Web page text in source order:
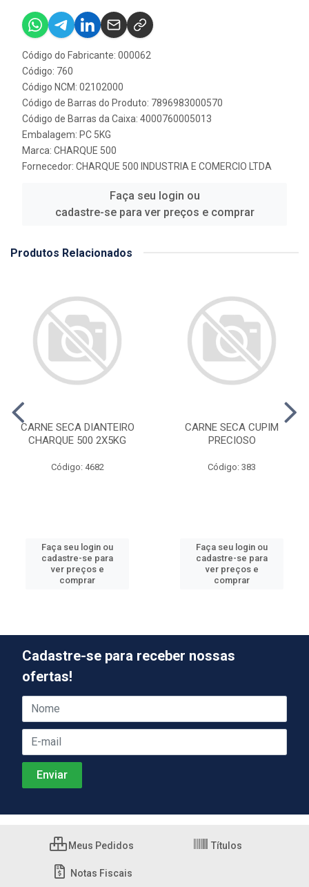
Código do Fabricante: 000062
Código: 760
Código NCM: 02102000
Código de Barras do Produto: 7896983000570
Código de Barras da Caixa: 4000760005013
Embalagem: PC 5KG
Marca: CHARQUE 500
Fornecedor: CHARQUE 500 INDUSTRIA E COMERCIO LTDA
Faça seu login ou
cadastre-se para ver preços e comprar
Produtos Relacionados
CARNE SECA DIANTEIRO
CHARQUE 500 2X5KG
Código: 4682
Faça seu login ou
cadastre-se para
ver preços e
comprar
CARNE SECA CUPIM
PRECIOSO
Código: 383
Faça seu login ou
cadastre-se para
ver preços e
comprar
Cadastre-se para receber nossas
ofertas!
Meus Pedidos Títulos
Notas Fiscais